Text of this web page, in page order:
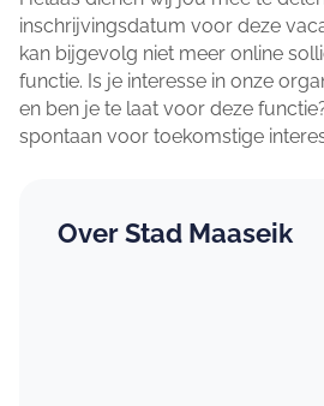
inschrijvingsdatum voor deze
kan bijgevolg niet meer online
functie. Is je interesse in onze
en ben je te laat voor deze
spontaan voor toekomstige
Over Stad Maaseik